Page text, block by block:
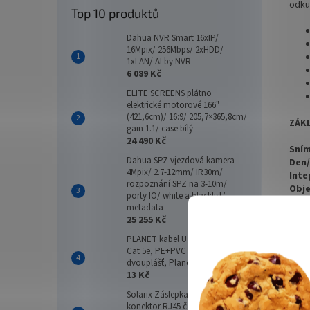
Top 10 produktů
Dahua NVR Smart 16xIP/
16Mpix/ 256Mbps/ 2xHDD/
1xLAN/ AI by NVR
6 089 Kč
ELITE SCREENS plátno
elektrické motorové 166"
(421,6cm)/ 16:9/ 205,7×365,8cm/
gain 1.1/ case bílý
24 490 Kč
Dahua SPZ vjezdová kamera
4Mpix/ 2.7-12mm/ IR30m/
rozpoznání SPZ na 3-10m/
porty IO/ white a blacklist/
metadata
25 255 Kč
PLANET kabel UTP, drát, 4pár,
Cat 5e, PE+PVC venkovní
dvouplášť, Planet Elite, Dca 1m
13 Kč
Solarix Záslepka pro female
konektor RJ45 černá plastová